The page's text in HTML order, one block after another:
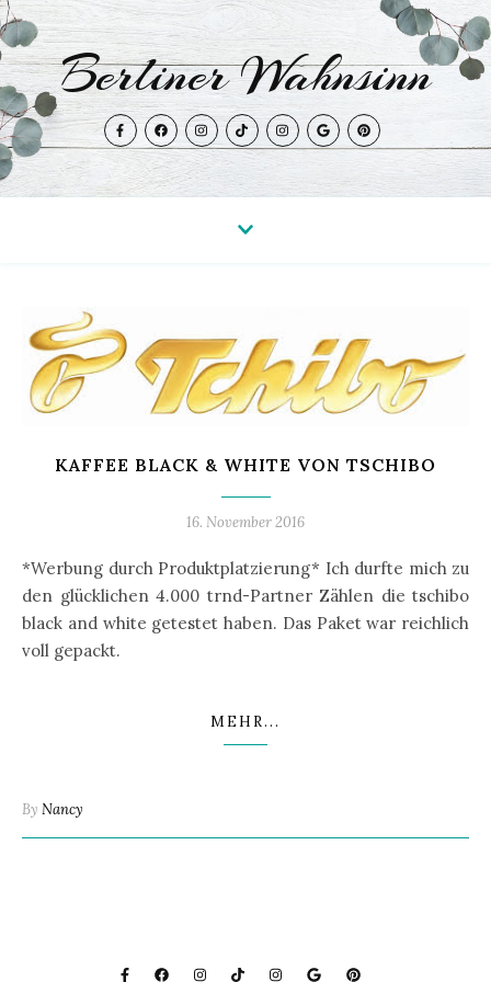
Berliner Wahnsinn
KAFFEE BLACK & WHITE VON TSCHIBO
16. November 2016
*Werbung durch Produktplatzierung* Ich durfte mich zu
den glücklichen 4.000 trnd-Partner Zählen die tschibo
black and white getestet haben. Das Paket war reichlich
voll gepackt.
MEHR...
By Nancy